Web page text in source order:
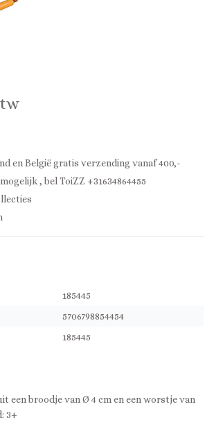
en België gratis verzending vanaf 400,-
, bel ToiZZ +31634864455
185445
5706798854454
185445
een broodje van Ø 4 cm en een worstje van
3+